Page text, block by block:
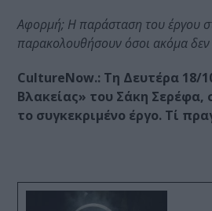
Αφορμή; Η παράσταση του έργου
παρακολουθήσουν όσοι ακόμα
CultureNow.: Τη Δευτέρα 18/
Βλακείας» του Σάκη Σερέφα,
το συγκεκριμένο έργο. Τί